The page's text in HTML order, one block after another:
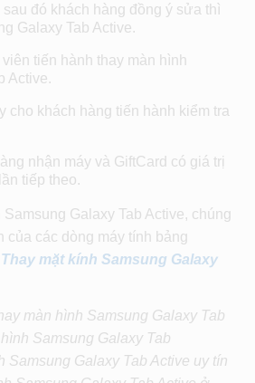
sau đó khách hàng đồng ý sửa thì
Galaxy Tab Active.
viên tiến hành thay màn hình
Active.
cho khách hàng tiến hành kiểm tra
nhận máy và GiftCard có giá trị
tiếp theo.
Galaxy Tab Active, chúng
của các dòng máy tính bảng
Thay mặt kính Samsung Galaxy
màn hình Samsung Galaxy Tab
Samsung Galaxy Tab
Samsung Galaxy Tab Active uy tín